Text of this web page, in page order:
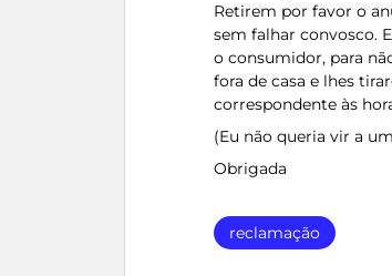
Retirem por favor o
sem falhar convosco.
o consumidor, para
fora de casa e lhes
correspondente às
(Eu não queria vir a
Obrigada
reclamação